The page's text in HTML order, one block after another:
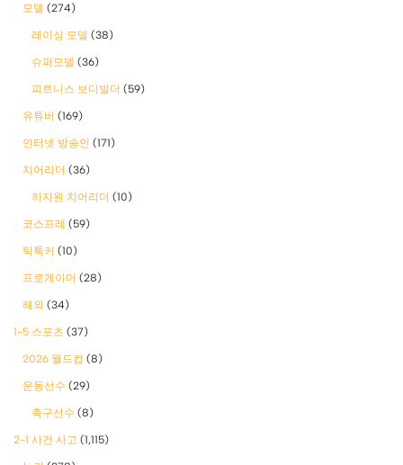
모델 (274)
레이싱 모델 (38)
슈퍼모델 (36)
피트니스 보디빌더 (59)
유튜버 (169)
인터넷 방송인 (171)
치어리더 (36)
하지원 치어리더 (10)
코스프레 (59)
틱톡커 (10)
프로게이머 (28)
해외 (34)
1-5 스포츠 (37)
2026 월드컵 (8)
운동선수 (29)
축구선수 (8)
2-1 사건 사고 (1,115)